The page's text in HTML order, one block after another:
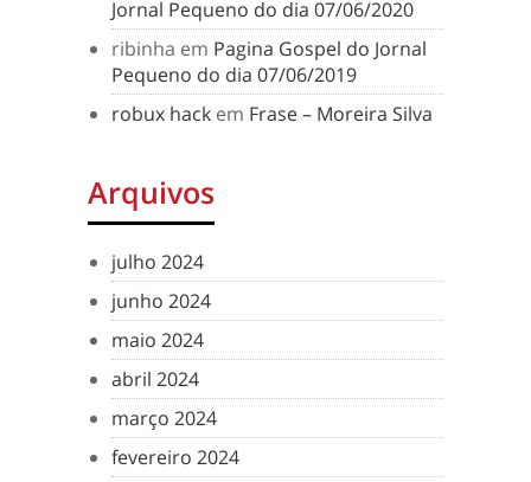
Jornal Pequeno do dia 07/06/2020
ribinha em Pagina Gospel do Jornal
Pequeno do dia 07/06/2019
robux hack em Frase – Moreira Silva
Arquivos
julho 2024
junho 2024
maio 2024
abril 2024
março 2024
fevereiro 2024